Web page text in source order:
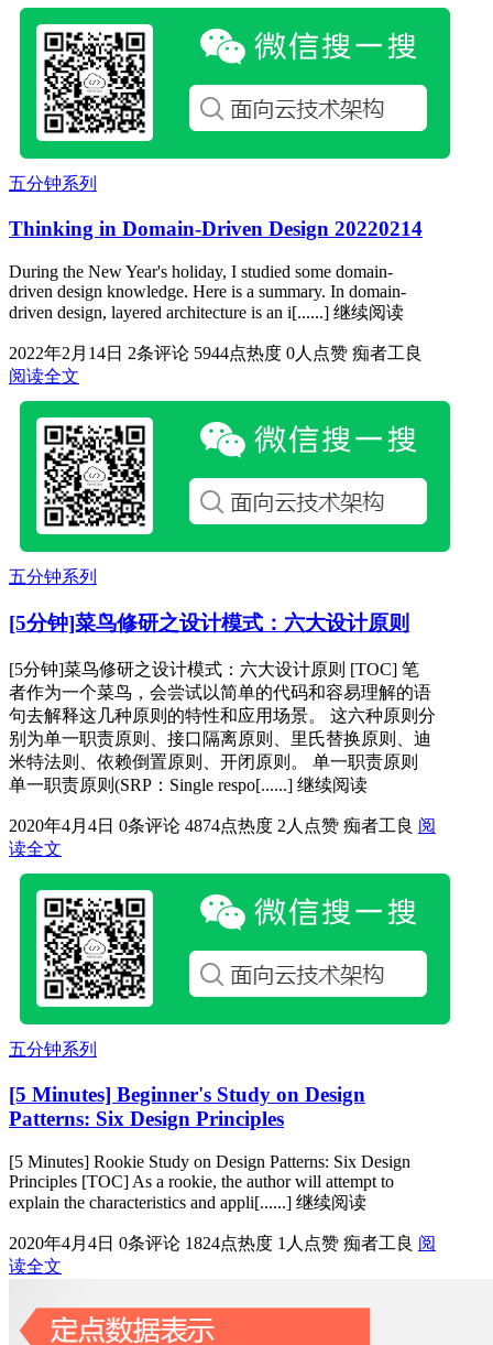
五分钟系列
Thinking in Domain-Driven Design 20220214
During the New Year's holiday, I studied some domain-
driven design knowledge. Here is a summary. In domain-
driven design, layered architecture is an i[......] 继续阅读
2022年2月14日 2条评论 5944点热度 0人点赞 痴者工良
阅读全文
五分钟系列
[5分钟]菜鸟修研之设计模式：六大设计原则
[5分钟]菜鸟修研之设计模式：六大设计原则 [TOC] 笔
者作为一个菜鸟，会尝试以简单的代码和容易理解的语
句去解释这几种原则的特性和应用场景。 这六种原则分
别为单一职责原则、接口隔离原则、里氏替换原则、迪
米特法则、依赖倒置原则、开闭原则。 单一职责原则
单一职责原则(SRP：Single respo[......] 继续阅读
2020年4月4日 0条评论 4874点热度 2人点赞 痴者工良 阅
读全文
五分钟系列
[5 Minutes] Beginner's Study on Design
Patterns: Six Design Principles
[5 Minutes] Rookie Study on Design Patterns: Six Design
Principles [TOC] As a rookie, the author will attempt to
explain the characteristics and appli[......] 继续阅读
2020年4月4日 0条评论 1824点热度 1人点赞 痴者工良 阅
读全文